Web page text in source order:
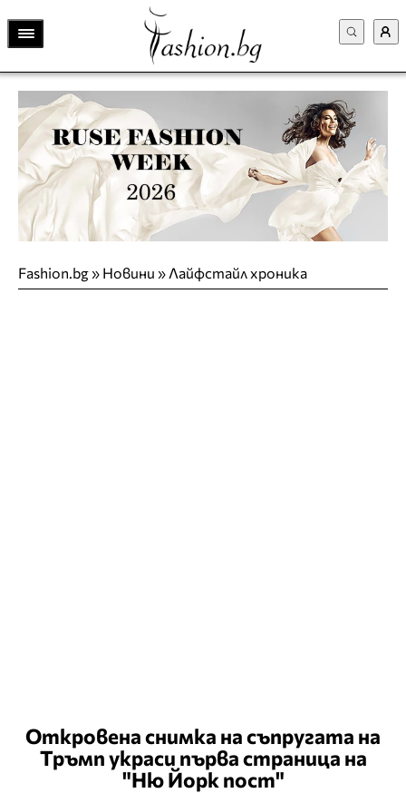
Fashion.bg» Новини » Лайфстайл хроника
Откровена снимка на съпругата на
Тръмп украси първа страница на
"Ню Йорк пост"